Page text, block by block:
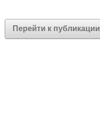
Перейти к публикации